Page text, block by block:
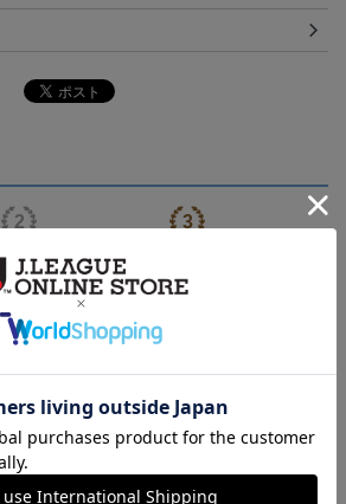
【S～4XL】2026/27ユニ
フォーム オーセンティッ
21,450円～25,950円
会員特典
タオルマフラー
1,760円
会員特典